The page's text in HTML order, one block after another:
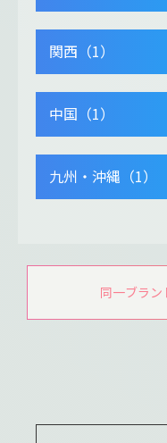
関西（1）
中国（1）
九州・沖縄（1）
同一ブラン